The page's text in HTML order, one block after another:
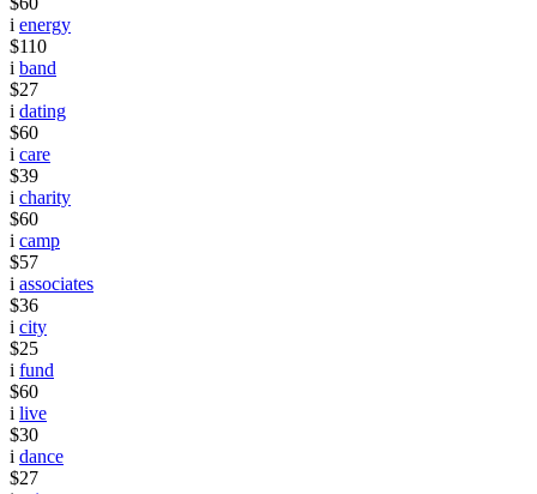
i energy
$110
i band
$27
i dating
$60
i care
$39
i charity
$60
i camp
$57
i associates
$36
i city
$25
i fund
$60
i live
$30
i dance
$27